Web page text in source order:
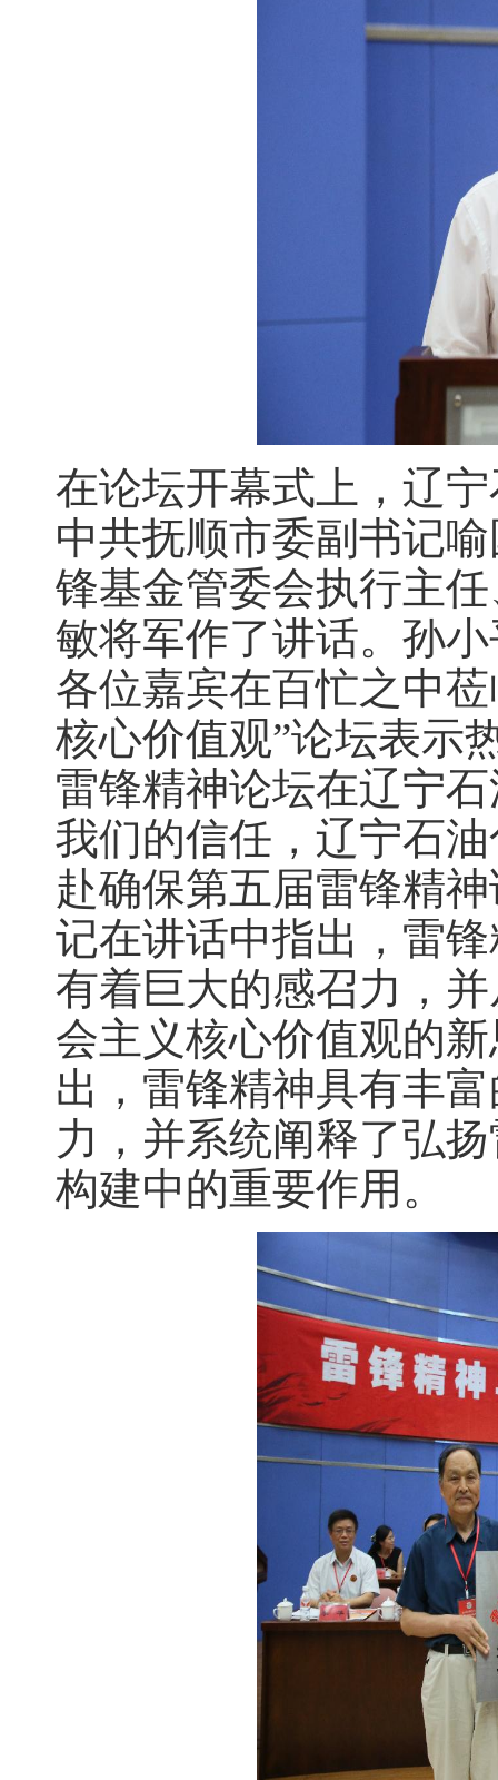
在论坛开幕式上，辽
中共抚顺市委副书记
锋基金管委会执行主
敏将军作了讲话。孙
各位嘉宾在百忙之中
核心价值观”论坛表示
雷锋精神论坛在辽宁
我们的信任，辽宁石
赴确保第五届雷锋精
记在讲话中指出，雷
有着巨大的感召力，
会主义核心价值观的
出，雷锋精神具有丰
力，并系统阐释了弘
构建中的重要作用。